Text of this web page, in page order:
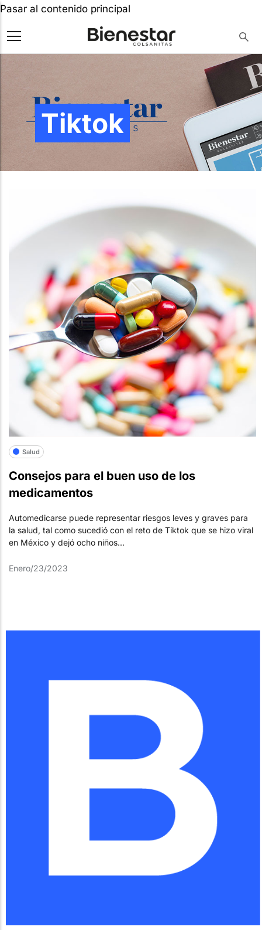
Pasar al contenido principal
Tiktok
Salud
Consejos para el buen uso de los
medicamentos
Automedicarse puede representar riesgos leves y graves para
la salud, tal como sucedió con el reto de Tiktok que se hizo viral
en México y dejó ocho niños...
Enero/23/2023